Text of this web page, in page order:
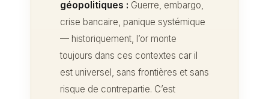
géopolitiques : Guerre, embargo,
crise bancaire, panique systémique
— historiquement, l’or monte
toujours dans ces contextes car il
est universel, sans frontières et sans
risque de contrepartie. C’est